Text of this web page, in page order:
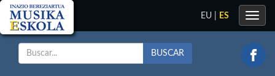
Toggle
EU ES
BUSCAR